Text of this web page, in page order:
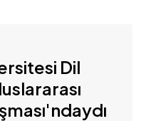
Dil